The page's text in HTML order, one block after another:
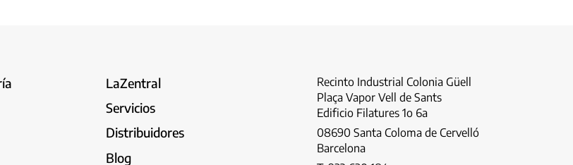
LaZentral
Servicios
Distribuidores
Blog
Recinto Industrial Colonia Güell
Plaça Vapor Vell de Sants
Edificio Filatures 1o 6a
08690 Santa Coloma de Cervelló
Barcelona